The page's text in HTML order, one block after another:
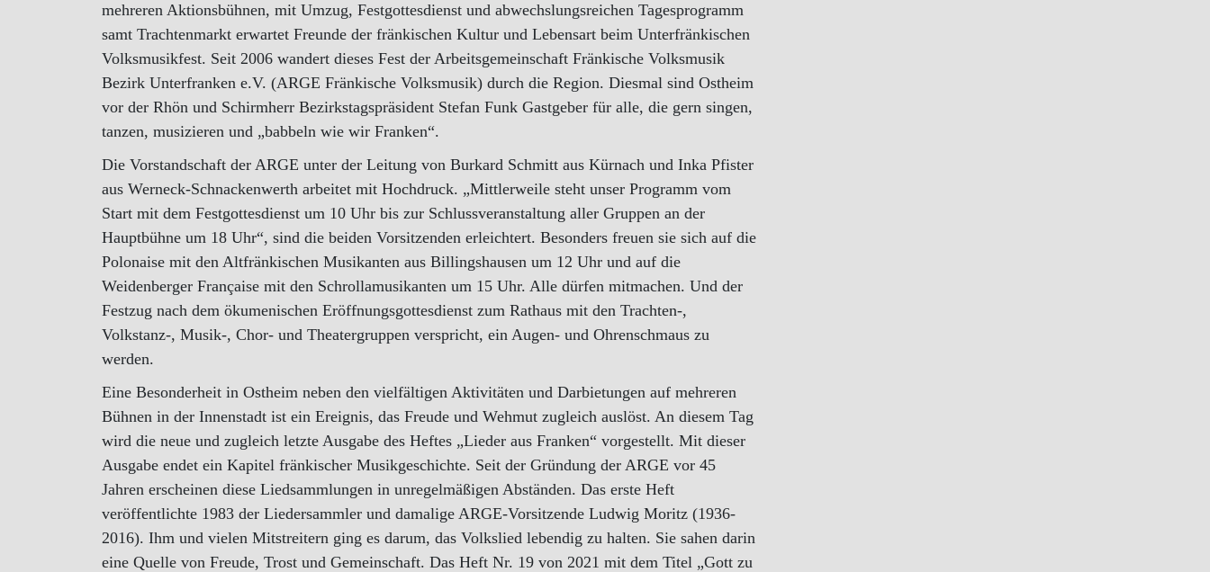
mehreren Aktionsbühnen, mit Umzug, Festgottesdienst und abwechslungsreichen Tagesprogramm
samt Trachtenmarkt erwartet Freunde der fränkischen Kultur und Lebensart beim Unterfränkischen
Volksmusikfest. Seit 2006 wandert dieses Fest der Arbeitsgemeinschaft Fränkische Volksmusik
Bezirk Unterfranken e.V. (ARGE Fränkische Volksmusik) durch die Region. Diesmal sind Ostheim
vor der Rhön und Schirmherr Bezirkstagspräsident Stefan Funk Gastgeber für alle, die gern singen,
tanzen, musizieren und „babbeln wie wir Franken“.
Die Vorstandschaft der ARGE unter der Leitung von Burkard Schmitt aus Kürnach und Inka Pfister
aus Werneck-Schnackenwerth arbeitet mit Hochdruck. „Mittlerweile steht unser Programm vom
Start mit dem Festgottesdienst um 10 Uhr bis zur Schlussveranstaltung aller Gruppen an der
Hauptbühne um 18 Uhr“, sind die beiden Vorsitzenden erleichtert. Besonders freuen sie sich auf die
Polonaise mit den Altfränkischen Musikanten aus Billingshausen um 12 Uhr und auf die
Weidenberger Française mit den Schrollamusikanten um 15 Uhr. Alle dürfen mitmachen. Und der
Festzug nach dem ökumenischen Eröffnungsgottesdienst zum Rathaus mit den Trachten-,
Volkstanz-, Musik-, Chor- und Theatergruppen verspricht, ein Augen- und Ohrenschmaus zu
werden.
Eine Besonderheit in Ostheim neben den vielfältigen Aktivitäten und Darbietungen auf mehreren
Bühnen in der Innenstadt ist ein Ereignis, das Freude und Wehmut zugleich auslöst. An diesem Tag
wird die neue und zugleich letzte Ausgabe des Heftes „Lieder aus Franken“ vorgestellt. Mit dieser
Ausgabe endet ein Kapitel fränkischer Musikgeschichte. Seit der Gründung der ARGE vor 45
Jahren erscheinen diese Liedsammlungen in unregelmäßigen Abständen. Das erste Heft
veröffentlichte 1983 der Liedersammler und damalige ARGE-Vorsitzende Ludwig Moritz (1936-
2016). Ihm und vielen Mitstreitern ging es darum, das Volkslied lebendig zu halten. Sie sahen darin
eine Quelle von Freude, Trost und Gemeinschaft. Das Heft Nr. 19 von 2021 mit dem Titel „Gott zu